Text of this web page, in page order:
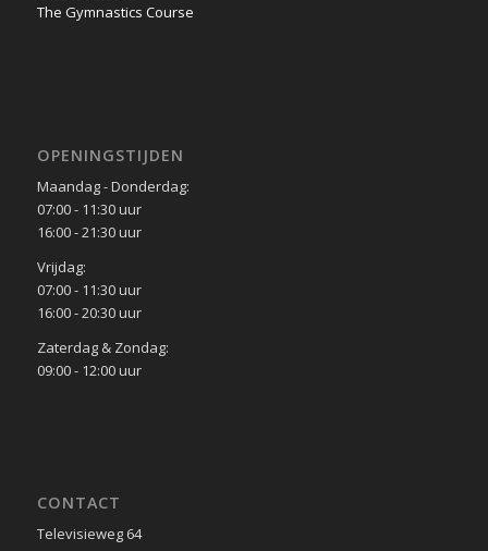
The Gymnastics Course
OPENINGSTIJDEN
Maandag - Donderdag:
07:00 - 11:30 uur
16:00 - 21:30 uur
Vrijdag:
07:00 - 11:30 uur
16:00 - 20:30 uur
Zaterdag & Zondag:
09:00 - 12:00 uur
CONTACT
Televisieweg 64